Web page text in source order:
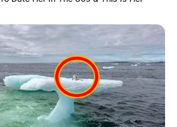
de despesas de locomoção a ACS e